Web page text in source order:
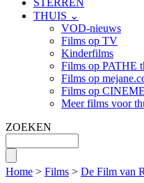
STERREN
THUIS ⌄
VOD-nieuws
Films op TV
Kinderfilms
Films op PATHE
Films op
Films op
Meer films voor
ZOEKEN
Home > Films > De Film van